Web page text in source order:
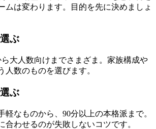
ムは変わります。目的を先に決めましょ
ぶ
大人数向けまでさまざま。家族構成や
人数のものを選びます。
ぶ
軽なものから、90分以上の本格派まで。
合わせるのが失敗しないコツです。